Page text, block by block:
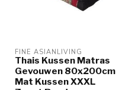
FINE ASIANLIVING
Thais Kussen Matras
Gevouwen 80x200cm
Mat Kussen XXXL